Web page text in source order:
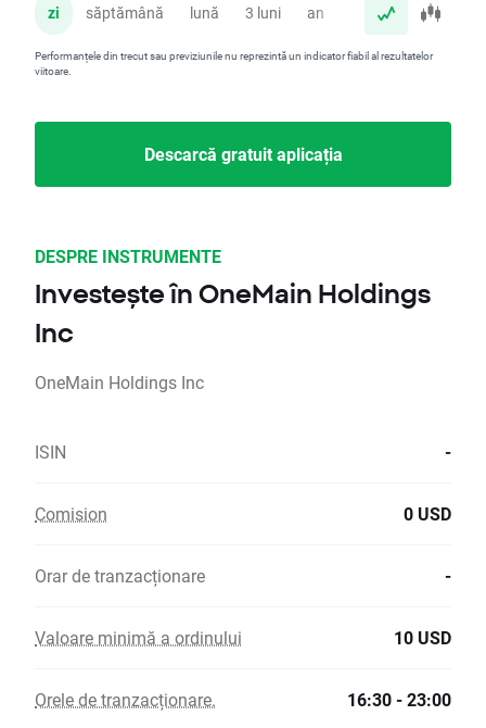
zi săptămână lună 3 luni an
Performanțele din trecut sau previziunile nu reprezintă un indicator fiabil al rezultatelor
viitoare.
Descarcă gratuit aplicația
DESPRE INSTRUMENTE
Investește în OneMain Holdings
Inc
OneMain Holdings Inc
ISIN -
Comision 0 USD
Orar de tranzacționare -
Valoare minimă a ordinului 10 USD
Orele de tranzacționare. 16:30 - 23:00